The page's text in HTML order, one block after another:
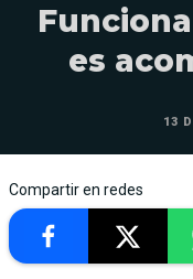
es
13
Compartir en redes